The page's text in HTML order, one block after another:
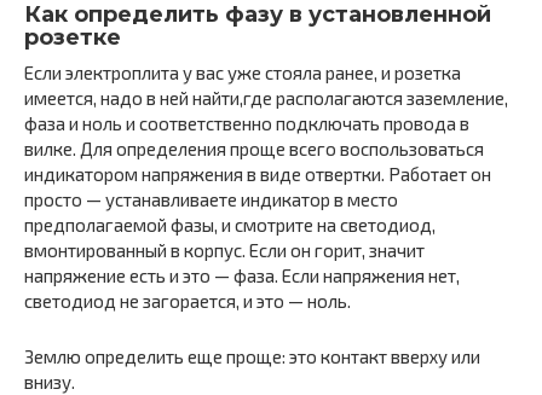
Как определить фазу в установленной
розетке
Если электроплита у вас уже стояла ранее, и розетка
имеется, надо в ней найти,где располагаются заземление,
фаза и ноль и соответственно подключать провода в
вилке. Для определения проще всего воспользоваться
индикатором напряжения в виде отвертки. Работает он
просто — устанавливаете индикатор в место
предполагаемой фазы, и смотрите на светодиод,
вмонтированный в корпус. Если он горит, значит
напряжение есть и это — фаза. Если напряжения нет,
светодиод не загорается, и это — ноль.
Землю определить еще проще: это контакт вверху или
внизу.